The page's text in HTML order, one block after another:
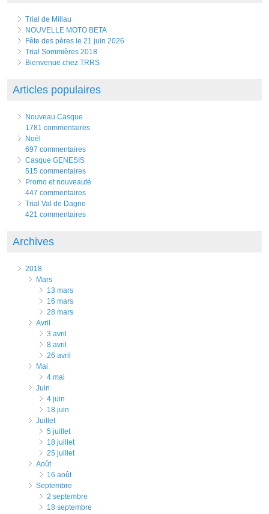
Trial de Millau
NOUVELLE MOTO BETA
Fête des pères le 21 juin 2026
Trial Sommières 2018
Bienvenue chez TRRS
Articles populaires
Nouveau Casque
1781 commentaires
Noël
697 commentaires
Casque GENESIS
515 commentaires
Promo et nouveauté
447 commentaires
Trial Val de Dagne
421 commentaires
Archives
2018
mars
13 mars
16 mars
28 mars
avril
3 avril
8 avril
26 avril
mai
4 mai
juin
4 juin
18 juin
juillet
5 juillet
18 juillet
25 juillet
août
16 août
septembre
2 septembre
18 septembre